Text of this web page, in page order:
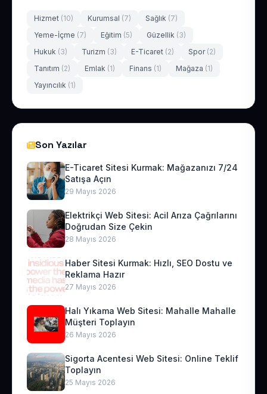
Hizmet (10) Kurumsal (7) Sağlık (7)
Yeme-İçme (7) Eğitim (5) Güzellik (3)
Hukuk (3) Turizm (3) E-Ticaret (2) Spor (2)
Tanıtım (2) Emlak (1) Finans (1) Mağaza (1)
Yayıncılık (1)
Son Yazılar
E-Ticaret Sitesi Kurmak: Mağazanızı 7/24
Satışa Açın
29 Mayıs 2026
Elektrikçi Web Sitesi: Acil Arıza Çağrılarını
Doğrudan Size Çekin
28 Mayıs 2026
Haber Sitesi Kurmak: Hızlı, SEO Dostu ve
Reklama Hazır
27 Mayıs 2026
Halı Yıkama Web Sitesi: Mahalle Mahalle
Müşteri Toplayın
26 Mayıs 2026
Sigorta Acentesi Web Sitesi: Online Teklif
Toplayın
25 Mayıs 2026